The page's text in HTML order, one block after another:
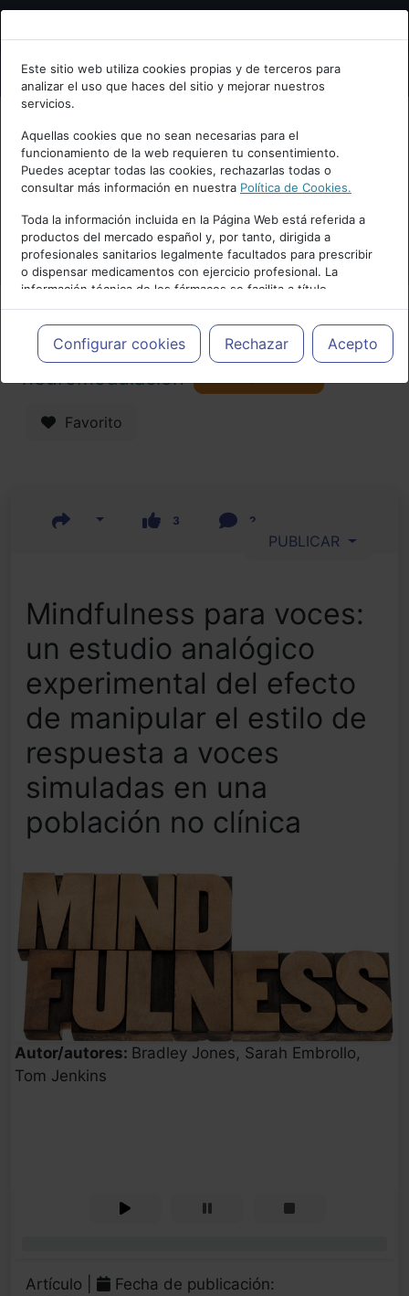
Bienvenid@ a psiquiatria.com
Escribe tu Email
Accede o regístrate con tu email.
Cancelar
Este sitio web utiliza cookies propias y de terceros para
analizar el uso que haces del sitio y mejorar nuestros
servicios.
Aquellas cookies que no sean necesarias para el
funcionamiento de la web requieren tu consentimiento.
Puedes aceptar todas las cookies, rechazarlas todas o
consultar más información en nuestra Política de Cookies.
Toda la información incluida en la Página Web está referida a
productos del mercado español y, por tanto, dirigida a
profesionales sanitarios legalmente facultados para prescribir
o dispensar medicamentos con ejercicio profesional. La
información técnica de los fármacos se facilita a título
meramente informativo, siendo responsabilidad de los
profesionales facultados prescribir medicamentos y decidir, en
cada caso concreto, el tratamiento más adecuado a las
necesidades del paciente.
Configurar cookies Rechazar Acepto
Actualidad y Artículos|Tratamientos y
neuromodulación
Favorito
3 2
PUBLICAR
Mindfulness para voces:
un estudio analógico
experimental del efecto
de manipular el estilo de
respuesta a voces
simuladas en una
población no clínica
Autor/autores: Bradley Jones, Sarah Embrollo,
Tom Jenkins
Artículo |
Fecha de publicación: